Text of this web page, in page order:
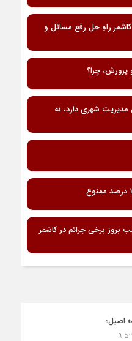
راهِ حل رفع مسائل و
چرا؟
شهری دارد، نه
بروز برخی جرائم در کاشمر
اصیل؛